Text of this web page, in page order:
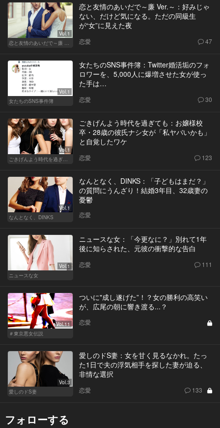
Vol.1
恋と友情のあいだで～廉 Ver.～：好みじゃ
ない、だけど気になる。ただの同級生
が“女”に見えた夜
恋愛 47
Vol.1
女たちのSNS事件簿
女たちのSNS事件簿：Twitter婚活垢のフォ
ロワーを、5,000人に爆増させた女が使っ
た手は…
恋愛 30
Vol.1
ごきげんよう時代を過ぎても：お嬢様校
卒・28歳の彼氏ナシ女が「私ヤバいかも」
と自覚したワケ
恋愛 123
Vol.1
なんとなく、DINKS
なんとなく、DINKS：「子どもはまだ？」
の質問にうんざり！結婚3年目、32歳妻の
憂鬱
恋愛
Vol.1
ニュースな女
ニュースな女：「今更なに？」別れて1年
後に知らされた、元彼の衝撃的な告白
恋愛 111
Vol.11
＃東京悪女伝説
ついに"成し遂げた”！？女の勝利の高笑い
が、広尾の朝に響き渡る...？
恋愛
Vol.3
愛しのドS妻
愛しのドS妻：女を甘く見るなかれ。たっ
た1日で夫の浮気相手を探した妻が迫る、
非情な選択
恋愛 133
フォローする